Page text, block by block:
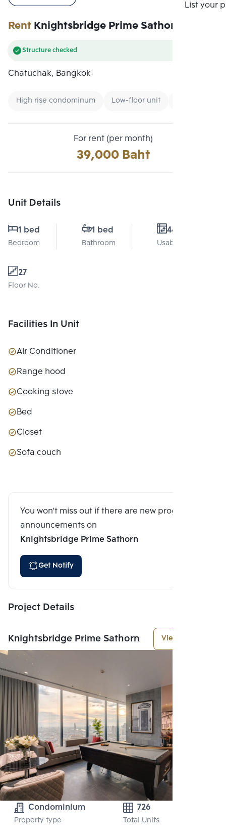
List your
RentKnightsbridge Prime Sathorn
Structure checked
Chatuchak, Bangkok
High rise condominum Low-floor unit
For rent (per month)
39,000 Baht
Unit Details
1 bed
Bedroom
1 bed
Bathroom
44 Sq.m.
Usable area
27
Floor No.
Facilities In Unit
Air Conditioner
Range hood
Cooking stove
Bed
Closet
Sofa couch
You won't miss out if there are new program
announcements on
Knightsbridge Prime Sathorn
Get Notify
Project Details
Knightsbridge Prime Sathorn View More
Condominium
Property type
726
Total Units